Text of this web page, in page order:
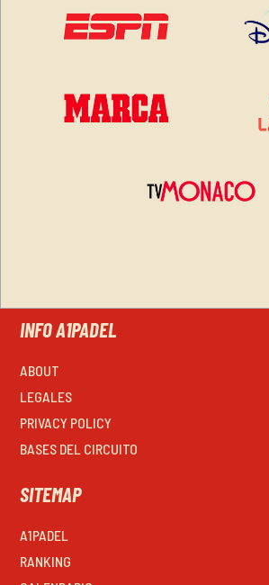
INFO A1PADEL
ABOUT
LEGALES
PRIVACY POLICY
BASES DEL CIRCUITO
SITEMAP
A1PADEL
RANKING